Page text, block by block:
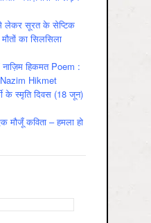
से लेकर सूरत के सेप्टिक
का सिलसिला
नाज़िम हिकमत Poem :
Hikmet
के स्मृति दिवस (18 जून)
मौजूँ कविता – हमला हो